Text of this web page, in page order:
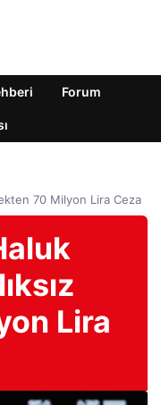
Forum
70 Milyon Lira Ceza
Lira